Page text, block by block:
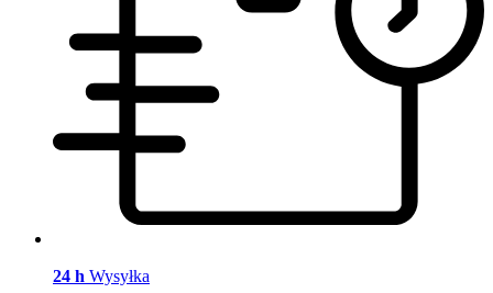
24 h Wysyłka